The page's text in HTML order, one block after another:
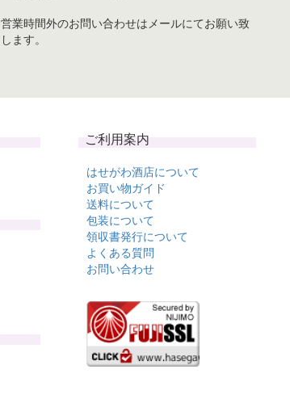
営業時間外のお問い合わせはメールにてお願い致
します。
ご利用案内
はせがわ酒店について
お買い物ガイド
送料について
包装について
領収書発行について
よくある質問
お問い合わせ